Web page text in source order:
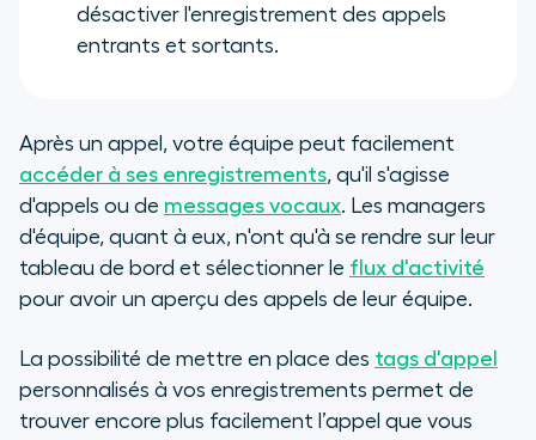
désactiver l'enregistrement des appels
entrants et sortants.
Après un appel, votre équipe peut facilement
accéder à ses enregistrements, qu'il s'agisse
d'appels ou de messages vocaux. Les managers
d'équipe, quant à eux, n'ont qu'à se rendre sur leur
tableau de bord et sélectionner le flux d'activité
pour avoir un aperçu des appels de leur équipe.
La possibilité de mettre en place des tags d'appel
personnalisés à vos enregistrements permet de
trouver encore plus facilement l’appel que vous